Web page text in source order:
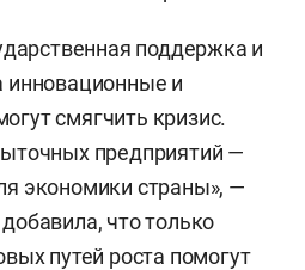
поддержка и
инновационные и
смягчить кризис.
предприятий —
экономики страны», —
что только
путей роста помогут